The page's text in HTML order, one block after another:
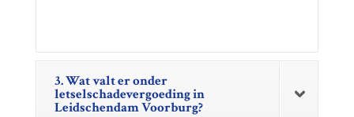
3. Wat valt er onder
letselschadevergoeding in
Leidschendam Voorburg?